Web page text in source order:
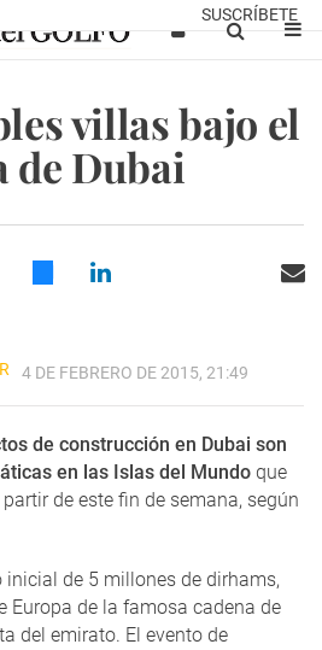
SUSCRÍBETE
villas bajo el
de Dubai
4 DE FEBRERO DE 2015, 21:49
de construcción en Dubai son
en las Islas del Mundo que
de este fin de semana, según
inicial de 5 millones de dirhams,
Europa de la famosa cadena de
del emirato. El evento de